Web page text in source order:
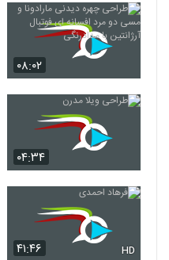
۰۸:۰۲
۰۴:۳۴
۴۱:۴۶ HD